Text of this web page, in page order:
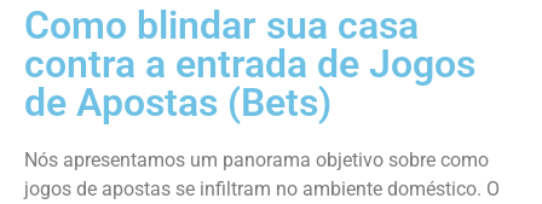
Como blindar sua casa
contra a entrada de Jogos
de Apostas (Bets)
Nós apresentamos um panorama objetivo sobre como
jogos de apostas se infiltram no ambiente doméstico. O